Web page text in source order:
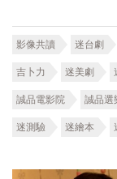
影像共讀 迷台劇
吉卜力 迷美劇
誠品電影院 誠品選
迷測驗 迷繪本